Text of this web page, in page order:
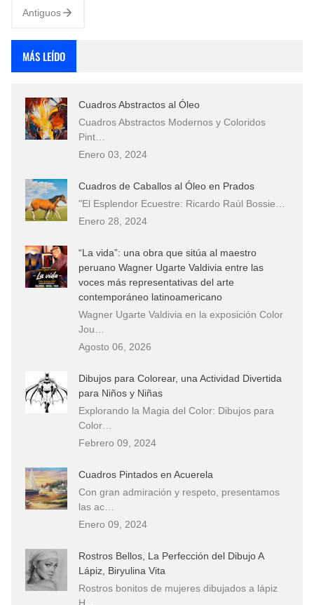
Antiguos
MÁS LEÍDO
Cuadros Abstractos al Óleo
Cuadros Abstractos Modernos y Coloridos
Pint…
Enero 03, 2024
Cuadros de Caballos al Óleo en Prados
"El Esplendor Ecuestre: Ricardo Raúl Bossie…
Enero 28, 2024
“La vida”: una obra que sitúa al maestro
peruano Wagner Ugarte Valdivia entre las
voces más representativas del arte
contemporáneo latinoamericano
Wagner Ugarte Valdivia en la exposición Color
Jou…
Agosto 06, 2026
Dibujos para Colorear, una Actividad Divertida
para Niños y Niñas
Explorando la Magia del Color: Dibujos para
Color…
Febrero 09, 2024
Cuadros Pintados en Acuerela
Con gran admiración y respeto, presentamos
las ac…
Enero 09, 2024
Rostros Bellos, La Perfección del Dibujo A
Lápiz, Biryulina Vita
Rostros bonitos de mujeres dibujados a lápiz
H…